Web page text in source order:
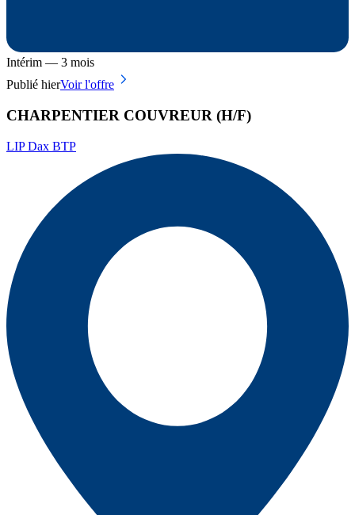
Intérim — 3 mois
Publié hierVoir l'offre
CHARPENTIER COUVREUR (H/F)
LIP Dax BTP